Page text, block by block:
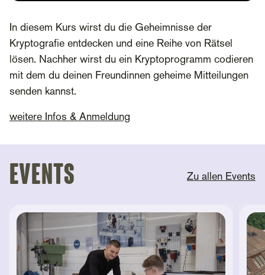
In diesem Kurs wirst du die Geheimnisse der
Kryptografie entdecken und eine Reihe von Rätsel
lösen. Nachher wirst du ein Kryptoprogramm codieren
mit dem du deinen Freundinnen geheime Mitteilungen
senden kannst.
weitere Infos & Anmeldung
Events Zu allen Events